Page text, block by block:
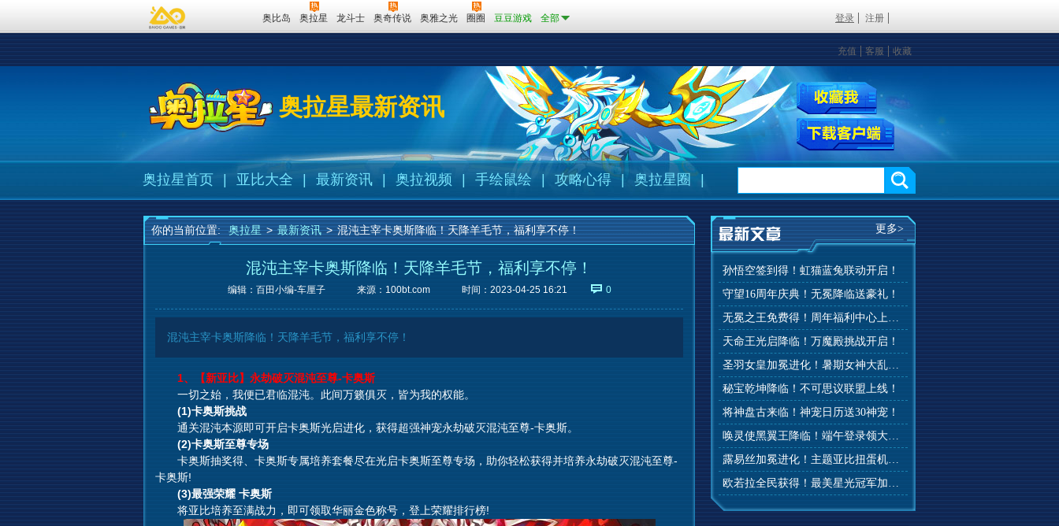
奥比岛 奥拉星 龙斗士 奥奇传说 奥雅之光 圈圈 豆豆游戏 全部 登录 注册
充值 客服 收藏
奥拉星最新资讯
奥拉星首页 亚比大全 最新资讯 奥拉视频 手绘鼠绘 攻略心得 | 奥拉星圈
你的当前位置: 奥拉星 > 最新资讯 > 混沌主宰卡奥斯降临！天降羊毛节，福利享不停！
混沌主宰卡奥斯降临！天降羊毛节，福利享不停！
编辑：百田小编-车厘子 来源： 100bt.com 时间：2023-04-25 16:21 0
混沌主宰卡奥斯降临！天降羊毛节，福利享不停！
1、【新亚比】永劫破灭混沌至尊-卡奥斯
一切之始，我便已君临混沌。此间万籁俱灭，皆为我的权能。
(1)卡奥斯挑战
通关混沌本源即可开启卡奥斯光启进化，获得超强神宠永劫破灭混沌至尊-卡奥斯。
(2)卡奥斯至尊专场
卡奥斯抽奖得、卡奥斯专属培养套餐尽在光启卡奥斯至尊专场，助你轻松获得并培养永劫破灭混沌至尊-
卡奥斯!
(3)最强荣耀 卡奥斯
将亚比培养至满战力，即可领取华丽金色称号，登上荣耀排行榜!
更多>
孙悟空签到得！虹猫蓝兔联动开启！
守望16周年庆典！无冕降临送豪礼！
无冕之王免费得！周年福利中心上线！
天命王光启降临！万魔殿挑战开启！
圣羽女皇加冕进化！暑期女神大乱斗开赛！
秘宝乾坤降临！不可思议联盟上线！
将神盘古来临！神宠日历送30神宠！
唤灵使黑翼王降临！端午登录领大礼！
露易丝加冕进化！主题亚比扭蛋机来啦！
欧若拉全民获得！最美星光冠军加冕！